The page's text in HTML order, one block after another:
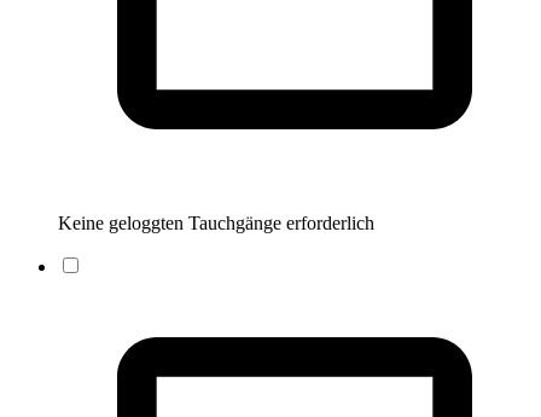
Keine geloggten Tauchgänge erforderlich